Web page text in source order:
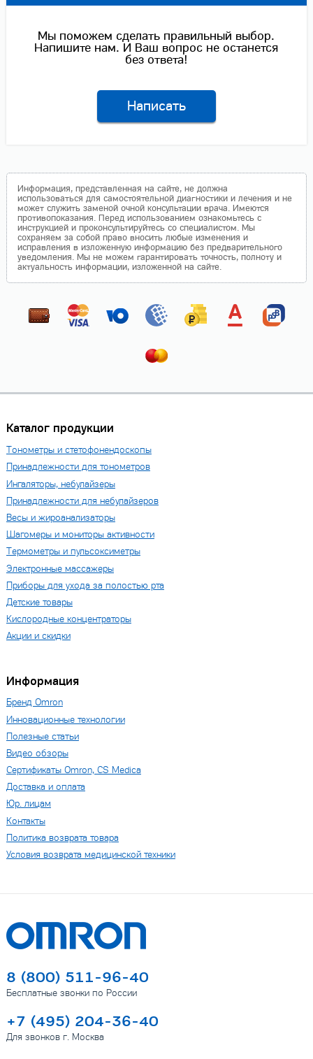
Мы поможем сделать правильный выбор.
Напишите нам. И Ваш вопрос не останется
без ответа!
Написать
Информация, представленная на сайте, не должна
использоваться для самостоятельной диагностики и лечения и не
может служить заменой очной консультации врача. Имеются
противопоказания. Перед использованием ознакомьтесь с
инструкцией и проконсультируйтесь со специалистом. Мы
сохраняем за собой право вносить любые изменения и
исправления в изложенную информацию без предварительного
уведомления. Мы не можем гарантировать точность, полноту и
актуальность информации, изложенной на сайте.
Каталог продукции
Тонометры и стетофонендоскопы
Принадлежности для тонометров
Ингаляторы, небулайзеры
Принадлежности для небулайзеров
Весы и жироанализаторы
Шагомеры и мониторы активности
Термометры и пульсоксиметры
Электронные массажеры
Приборы для ухода за полостью рта
Детские товары
Кислородные концентраторы
Акции и скидки
Информация
Бренд Omron
Инновационные технологии
Полезные статьи
Видео обзоры
Сертификаты Omron, CS Medica
Доставка и оплата
Юр. лицам
Контакты
Политика возврата товара
Условия возврата медицинской техники
8 (800) 511-96-40
Бесплатные звонки по России
+7 (495) 204-36-40
Для звонков г. Москва